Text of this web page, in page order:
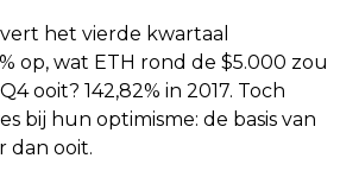
het vierde kwartaal
op, wat ETH rond de $5.000 zou
ooit? 142,82% in 2017. Toch
bij hun optimisme: de basis van
dan ooit.